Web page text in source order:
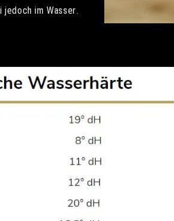
jedoch im Wasser.